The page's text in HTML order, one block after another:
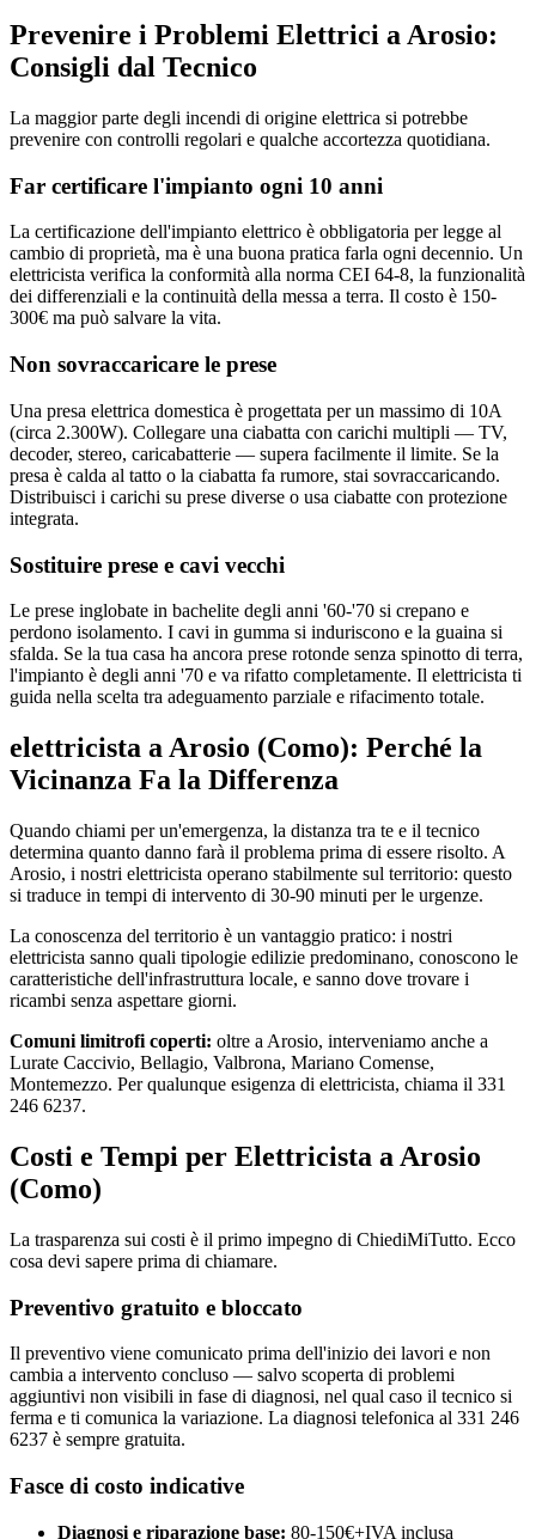
Prevenire i Problemi Elettrici a Arosio:
Consigli dal Tecnico
La maggior parte degli incendi di origine elettrica si potrebbe
prevenire con controlli regolari e qualche accortezza quotidiana.
Far certificare l'impianto ogni 10 anni
La certificazione dell'impianto elettrico è obbligatoria per legge al
cambio di proprietà, ma è una buona pratica farla ogni decennio. Un
elettricista verifica la conformità alla norma CEI 64-8, la funzionalità
dei differenziali e la continuità della messa a terra. Il costo è 150-
300€ ma può salvare la vita.
Non sovraccaricare le prese
Una presa elettrica domestica è progettata per un massimo di 10A
(circa 2.300W). Collegare una ciabatta con carichi multipli — TV,
decoder, stereo, caricabatterie — supera facilmente il limite. Se la
presa è calda al tatto o la ciabatta fa rumore, stai sovraccaricando.
Distribuisci i carichi su prese diverse o usa ciabatte con protezione
integrata.
Sostituire prese e cavi vecchi
Le prese inglobate in bachelite degli anni '60-'70 si crepano e
perdono isolamento. I cavi in gumma si induriscono e la guaina si
sfalda. Se la tua casa ha ancora prese rotonde senza spinotto di terra,
l'impianto è degli anni '70 e va rifatto completamente. Il elettricista ti
guida nella scelta tra adeguamento parziale e rifacimento totale.
elettricista a Arosio (Como): Perché la
Vicinanza Fa la Differenza
Quando chiami per un'emergenza, la distanza tra te e il tecnico
determina quanto danno farà il problema prima di essere risolto. A
Arosio, i nostri elettricista operano stabilmente sul territorio: questo
si traduce in tempi di intervento di 30-90 minuti per le urgenze.
La conoscenza del territorio è un vantaggio pratico: i nostri
elettricista sanno quali tipologie edilizie predominano, conoscono le
caratteristiche dell'infrastruttura locale, e sanno dove trovare i
ricambi senza aspettare giorni.
Comuni limitrofi coperti: oltre a Arosio, interveniamo anche a
Lurate Caccivio, Bellagio, Valbrona, Mariano Comense,
Montemezzo. Per qualunque esigenza di elettricista, chiama il 331
246 6237.
Costi e Tempi per Elettricista a Arosio
(Como)
La trasparenza sui costi è il primo impegno di ChiediMiTutto. Ecco
cosa devi sapere prima di chiamare.
Preventivo gratuito e bloccato
Il preventivo viene comunicato prima dell'inizio dei lavori e non
cambia a intervento concluso — salvo scoperta di problemi
aggiuntivi non visibili in fase di diagnosi, nel qual caso il tecnico si
ferma e ti comunica la variazione. La diagnosi telefonica al 331 246
6237 è sempre gratuita.
Fasce di costo indicative
Diagnosi e riparazione base: 80-150€+IVA inclusa